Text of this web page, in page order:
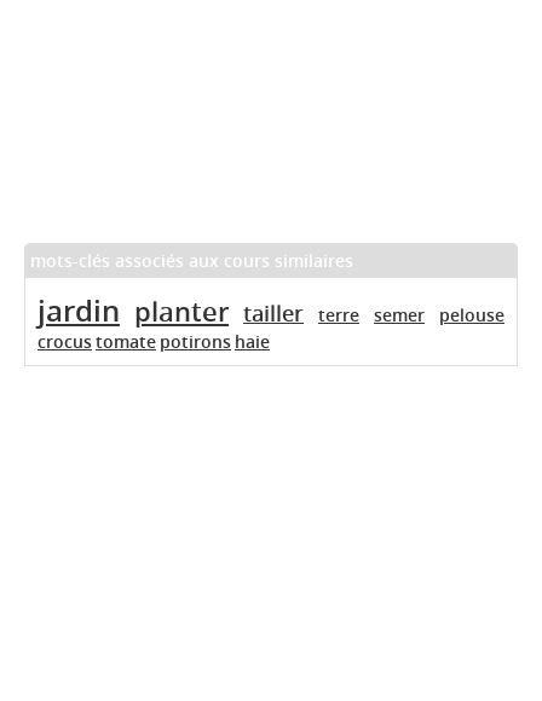
mots-clés associés aux cours similaires
jardin planter tailler terre semer
pelouse
crocustomate potirons haie